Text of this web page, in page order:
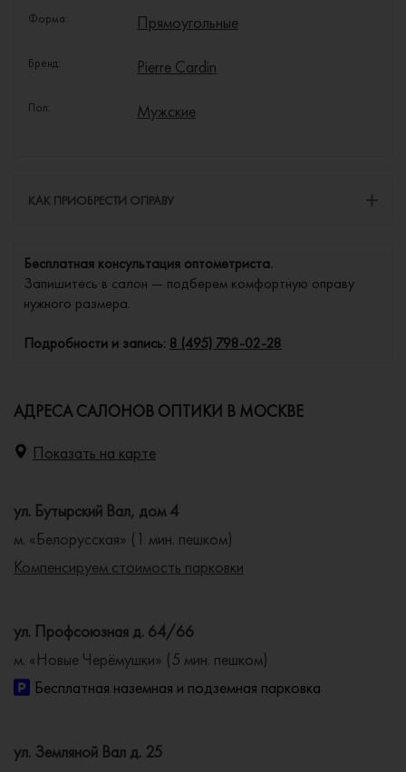
Форма: Прямоугольные
Бренд: Pierre Cardin
Пол: Мужские
КАК ПРИОБРЕСТИ ОПРАВУ
Бесплатная консультация оптометриста.
Запишитесь в салон — подберем комфортную оправу
нужного размера.
Подробности и запись: 8 (495) 798-02-28
АДРЕСА САЛОНОВ ОПТИКИ В МОСКВЕ
Показать на карте
ул. Бутырский Вал, дом 4
м. «Белорусская» (1 мин. пешком)
Компенсируем стоимость парковки
ул. Профсоюзная д. 64/66
м. «Новые Черёмушки» (5 мин. пешком)
Бесплатная наземная и подземная парковка
ул. Земляной Вал д. 25